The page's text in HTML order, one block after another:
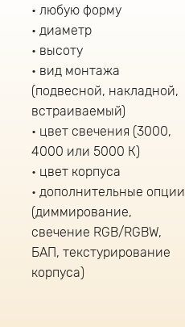
любую форму
диаметр
высоту
вид монтажа
(подвесной, накладной,
встраиваемый)
цвет свечения (3000,
4000 или 5000 К)
цвет корпуса
дополнительные опции
(диммирование,
свечение RGB/RGBW,
БАП, текстурирование
корпуса)